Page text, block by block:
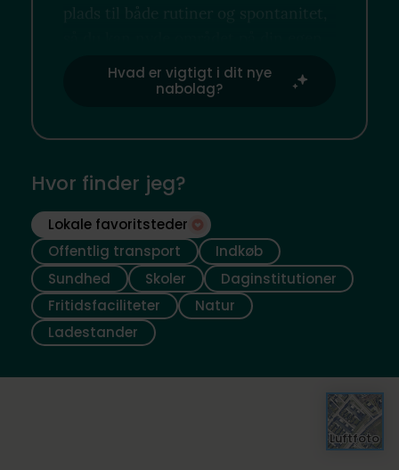
plads til både rutiner og spontanitet,
Hvad er vigtigt i dit nye
nabolag?
Hvor finder jeg?
Lokale favoritsteder
Offentlig transport
Indkøb
Sundhed
Skoler
Daginstitutioner
Fritidsfaciliteter
Natur
Ladestander
Luftfoto